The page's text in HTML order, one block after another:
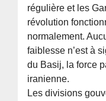
régulière et les
révolution
normalement.
faiblesse n’est à
du Basij, la force
iranienne.
Les divisions